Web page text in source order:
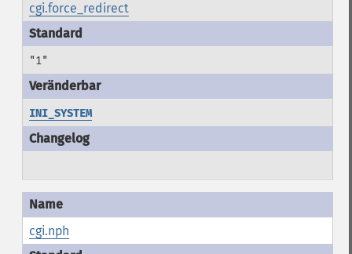
cgi.force_redirect
"1"
INI_SYSTEM
cgi.nph